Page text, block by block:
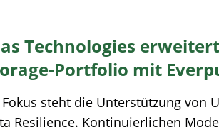
Technologies
Portfolio mit
steht die Unterstützung von
Resilience. Kontinuierlichen